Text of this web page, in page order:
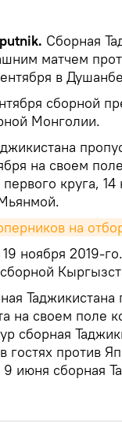
Сборная
матчем
в
сборной
Монголии.
на своем
круга,
на
ноября 2019-
на своем поле
сборная
гостях против
июня сборная